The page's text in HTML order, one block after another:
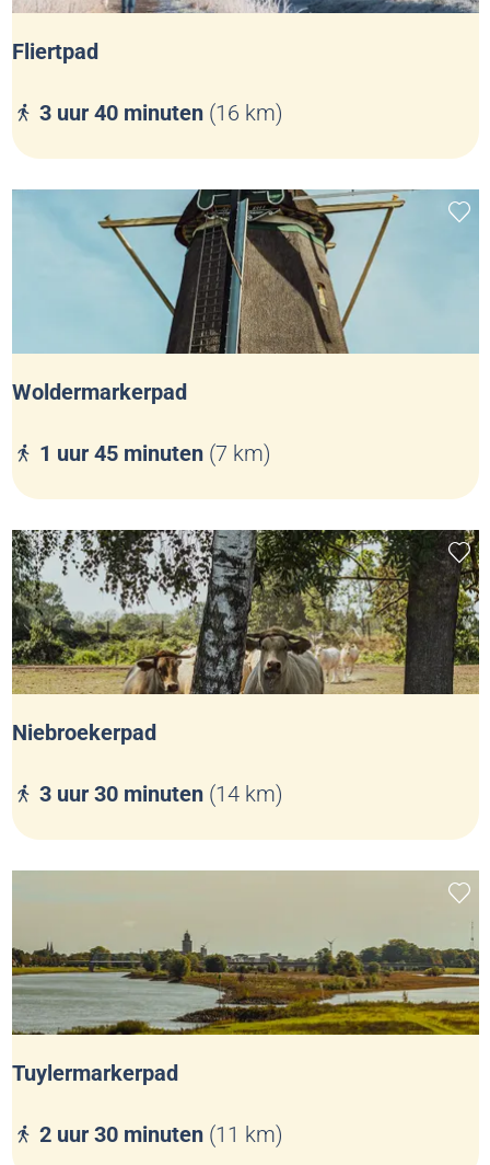
e
n
a
d
Fliertpad
F
l
d
3 uur 40 minuten (16 km)
Woldermarkerpad
W
o
d
e
r
m
a
r
k
r
p
1 uur 45 minuten (7 km)
Niebroekerpad
N
i
o
e
k
e
r
a
3 uur 30 minuten (14 km)
Tuylermarkerpad
T
2 uur 30 minuten (11 km)